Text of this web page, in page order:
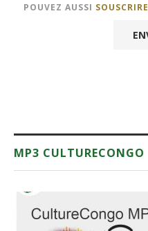
POUVEZ AUSSI SOUSCRIRE
MP3 CULTURECONGO